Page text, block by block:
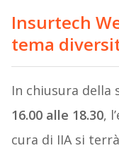
Insurtech
tema
In chiusura della
16.00 alle 18.30,
cura di IIA si